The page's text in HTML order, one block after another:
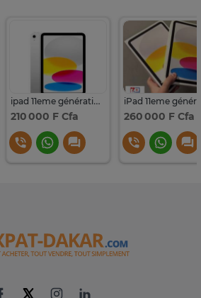
ipad 11eme génération 128
210 000 F Cfa 260 000 F Cfa